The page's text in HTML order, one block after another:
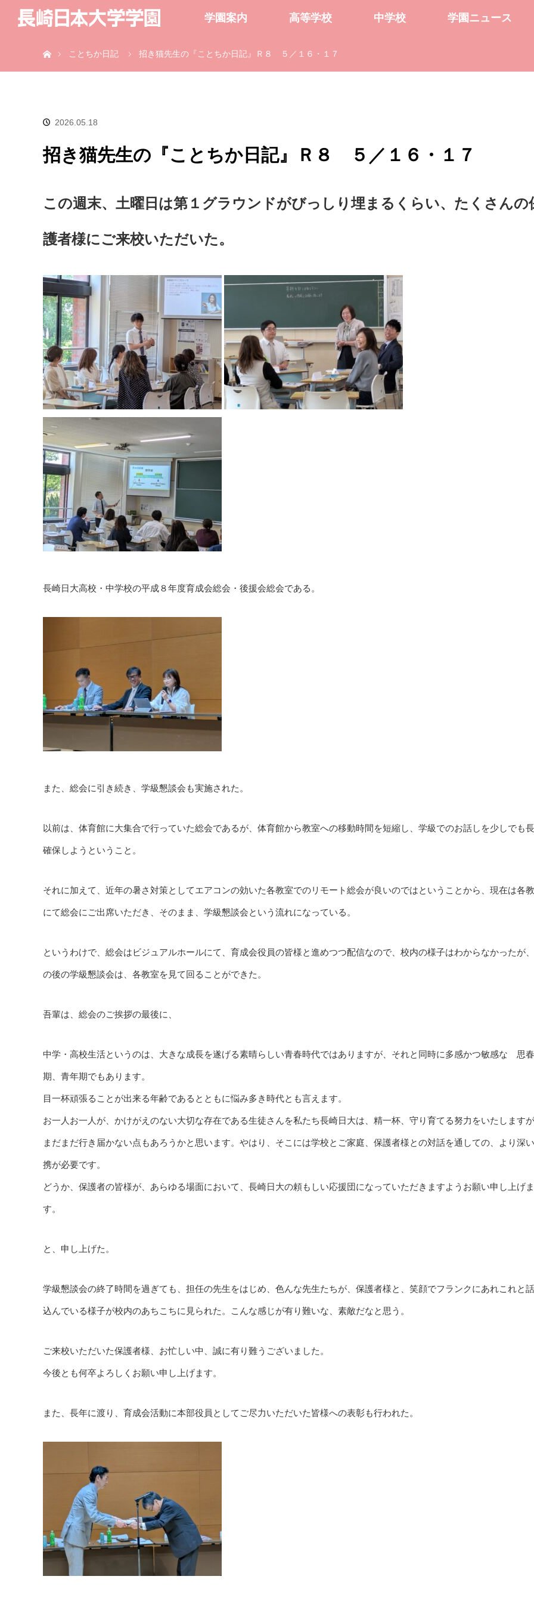
学園案内 高等学校 中学校 学園ニュース
ことちか日記
招き猫先生の『ことちか日記』Ｒ８ ５／１６・１７
2026.05.18
招き猫先生の『ことちか日記』Ｒ８ ５／１６・１７
この週末、土曜日は第１グラウンドがびっしり埋まるくらい、たくさんの
護者様にご来校いただいた。
長崎日大高校・中学校の平成８年度育成会総会・後援会総会である。
また、総会に引き続き、学級懇談会も実施された。
以前は、体育館に大集合で行っていた総会であるが、体育館から教室への移動時間を短縮し、学級でのお話しを少しでも長
確保しようということ。
それに加えて、近年の暑さ対策としてエアコンの効いた各教室でのリモート総会が良いのではということから、現在は各
にて総会にご出席いただき、そのまま、学級懇談会という流れになっている。
というわけで、総会はビジュアルホールにて、育成会役員の皆様と進めつつ配信なので、校内の様子はわからなかったが
の後の学級懇談会は、各教室を見て回ることができた。
吾輩は、総会のご挨拶の最後に、
中学・高校生活というのは、大きな成長を遂げる素晴らしい青春時代ではありますが、それと同時に多感かつ敏感な 思春
期、青年期でもあります。
目一杯頑張ることが出来る年齢であるとともに悩み多き時代とも言えます。
お一人お一人が、かけがえのない大切な存在である生徒さんを私たち長崎日大は、精一杯、守り育てる努力をいたしますが
まだまだ行き届かない点もあろうかと思います。やはり、そこには学校とご家庭、保護者様との対話を通しての、より深
携が必要です。
どうか、保護者の皆様が、あらゆる場面において、長崎日大の頼もしい応援団になっていただきますようお願い申し上げま
す。
と、申し上げた。
学級懇談会の終了時間を過ぎても、担任の先生をはじめ、色んな先生たちが、保護者様と、笑顔でフランクにあれこれと
込んでいる様子が校内のあちこちに見られた。こんな感じが有り難いな、素敵だなと思う。
ご来校いただいた保護者様、お忙しい中、誠に有り難うございました。
今後とも何卒よろしくお願い申し上げます。
また、長年に渡り、育成会活動に本部役員としてご尽力いただいた皆様への表彰も行われた。